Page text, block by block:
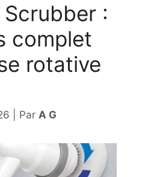
:
complet
rotative
Par A G